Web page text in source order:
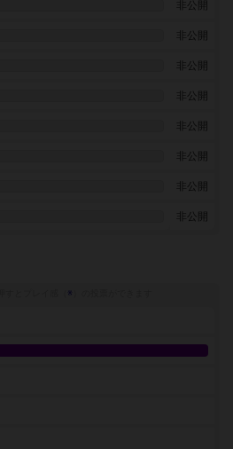
非公開
非公開
非公開
非公開
非公開
非公開
非公開
非公開
※